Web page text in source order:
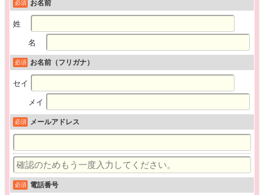
必須 お名前
姓
名
必須 お名前（フリガナ）
セイ
メイ
必須 メールアドレス
必須 電話番号